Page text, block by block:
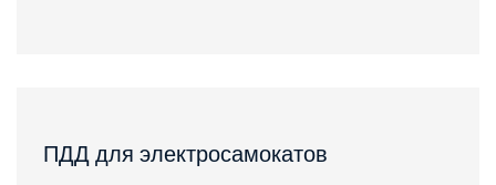
ПДД для электросамокатов